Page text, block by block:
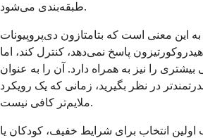
طبقه‌بندی می‌شود.
این معنی است که بتامتازون دی‌پروپیونات
هیدروکورتیزون پاسخ نمی‌دهد، کنترل کند، اما
را نیز به همراه دارد. آن را به عنوان
در نظر بگیرید، زمانی که یک رویکرد
ملایم‌تر کافی نیست.
اولین انتخاب برای شرایط خفیف، کودکان یا